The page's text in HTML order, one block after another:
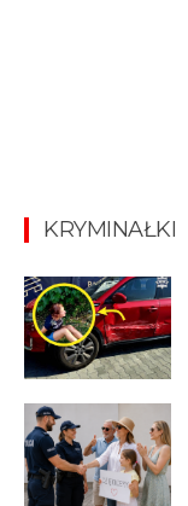
KRYMINAŁKI